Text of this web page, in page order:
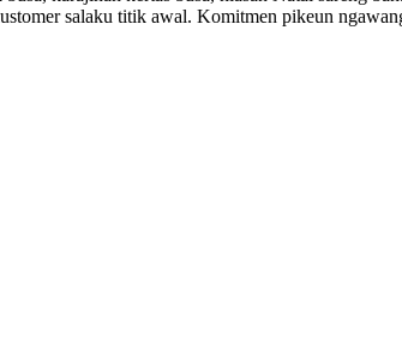
salaku titik awal. Komitmen pikeun